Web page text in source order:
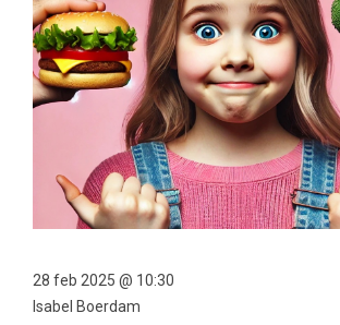
28 feb 2025 @ 10:30
Isabel Boerdam